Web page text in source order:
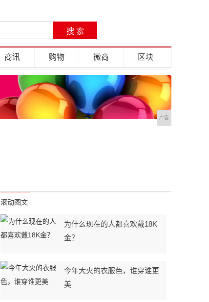
商讯 购物 微商 区块
广告
滚动图文
为什么现在的人都喜欢戴18K
金？
今年大火的衣服色，谁穿谁更
美